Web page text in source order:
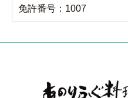
免許番号：1007